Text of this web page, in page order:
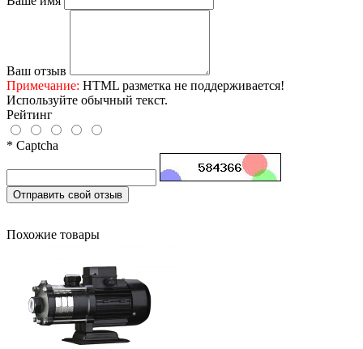
Ваш отзыв
Примечание: HTML разметка не поддерживается!
Используйте обычный текст.
Рейтинг
* Captcha
Отправить свой отзыв
Похожие товары